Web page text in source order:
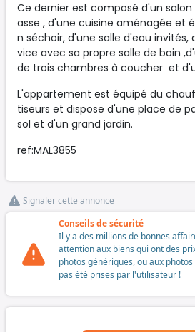
Ce dernier est composé d'un
asse , d'une cuisine aménagée et
n séchoir, d'une salle d'eau
vice avec sa propre salle de bain
de trois chambres à coucher et
L'appartement est équipé du
tiseurs et dispose d'une place de
sol et d'un grand jardin.
ref:MAL3855
Signaler cette annonce
Conseils de sécurité
Il y a des millions de bonnes
attention aux biens qui ont des
photos génériques, ou aux
pas été prises par l'utilisateur !